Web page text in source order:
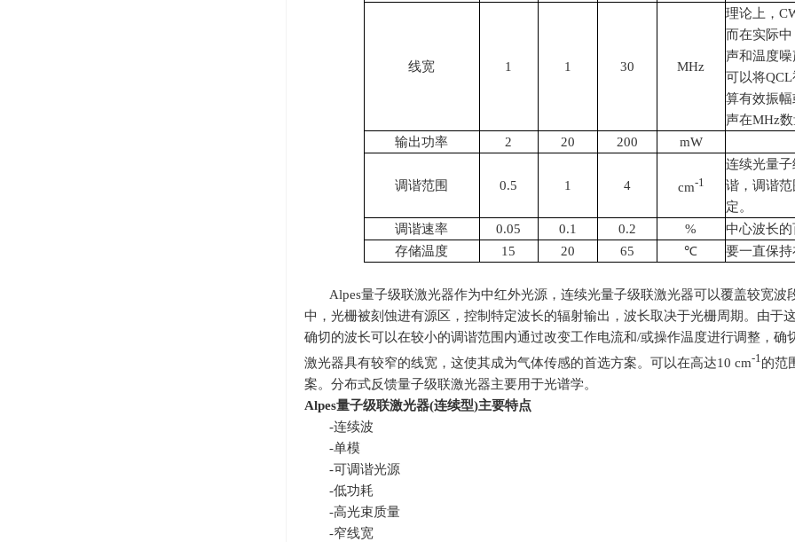
线宽 1 1 30 MHz
理论上，
而在实际
声和温度
可以将
算有效振
声在MHz
输出功率
2 20 200 mW
调谐范围 0.5 1 4 cm-1
连续光量
谐，调谐
定。
调谐速率
0.05 0.1 0.2 %
中心波长
存储温度
15 20 65 ℃ 要一直保
Alpes量子级联激光器作为中红外光源，连续光量子级联激光器可以覆盖较宽波
中，光栅被刻蚀进有源区，控制特定波长的辐射输出，波长取决于光栅周期。由于
确切的波长可以在较小的调谐范围内通过改变工作电流和/或操作温度进行调整，确
激光器具有较窄的线宽，这使其成为气体传感的首选方案。可以在高达10 cm-1的范
案。分布式反馈量子级联激光器主要用于光谱学。
Alpes量子级联激光器(连续型)主要特点
-连续波
-单模
-可调谐光源
-低功耗
-高光束质量
-窄线宽